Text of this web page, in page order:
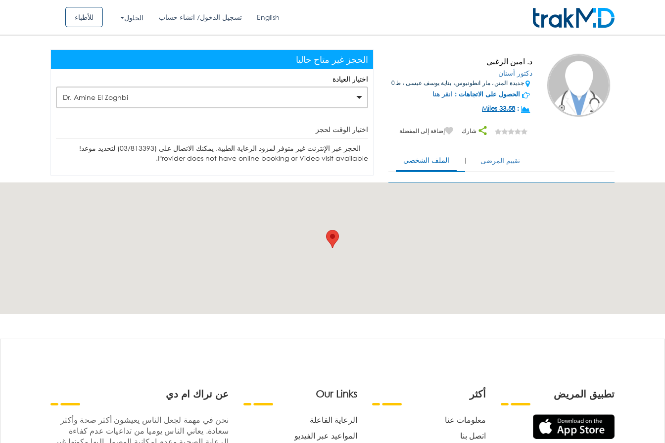
للأطباء الحلول تسجيل الدخول/ انشاء حساب English
د. امين الزغبي
دكتور أسنان
جديدة المتن، مار انطونيوس، بناية يوسف عيسى ، ط0
الحصول على الاتجاهات : انقر هنا
:
33.58 Miles
شارك إضافة إلى المفضلة
الملف الشخصي تقييم المرضى
الحجز غير متاح حاليا
اختيار العيادة
Dr. Amine El Zoghbi
اختيار الوقت لحجز
الحجز عبر الإنترنت غير متوفر لمزود الرعاية الطبية. يمكنك الاتصال على (03/813393) لتحديد موعد!
Provider does not have online booking or Video visit available.
عن تراك ام دي
نحن في مهمة لجعل الناس يعيشون أكثر صحة وأكثر
سعادة. يعاني الناس يوميا من تداعيات عدم كفاءة
Our Links
الرعاية الفاعلة
المواعيد عبر الفيديو
أكثر
معلومات عنا
اتصل بنا
تطبيق المريض